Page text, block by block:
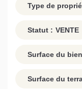
Type de
Statut : VENTE
Surface du
Surface du